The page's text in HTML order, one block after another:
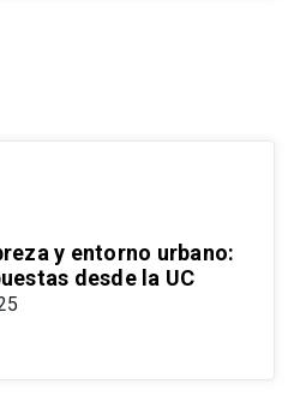
y entorno urbano:
desde la UC